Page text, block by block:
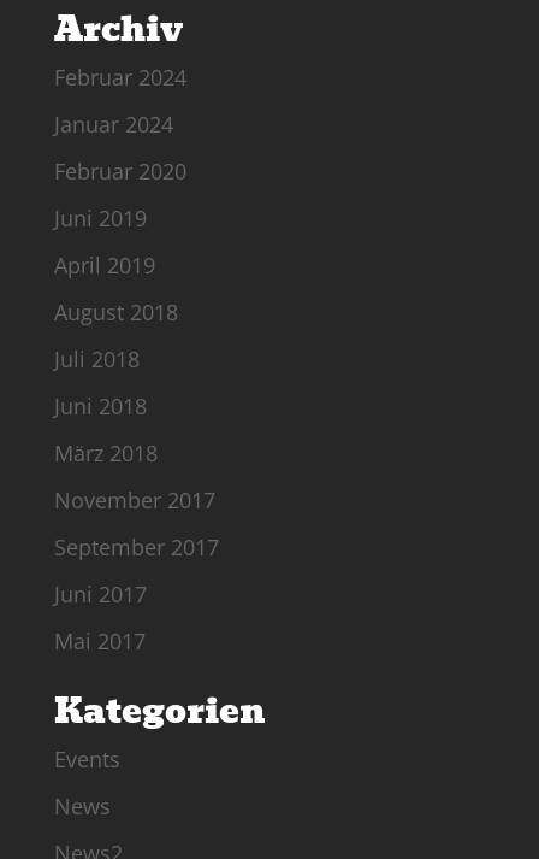
Archiv
Februar 2024
Januar 2024
Februar 2020
Juni 2019
April 2019
August 2018
Juli 2018
Juni 2018
März 2018
November 2017
September 2017
Juni 2017
Mai 2017
Kategorien
Events
News
News2